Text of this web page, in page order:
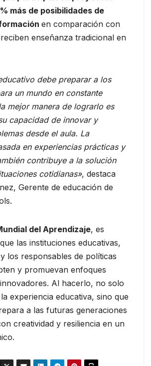
más de posibilidades de
en comparación con
enseñanza tradicional en
debe preparar a los
un mundo en constante
mejor manera de lograrlo es
capacidad de innovar y
desde el aula. La
en experiencias prácticas y
contribuye a la solución
cotidianas», destaca
Gerente de educación de
del Aprendizaje, es
las instituciones educativas,
los responsables de políticas
y promuevan enfoques
Al hacerlo, no solo
experiencia educativa, sino que
a las futuras generaciones
creatividad y resiliencia en un